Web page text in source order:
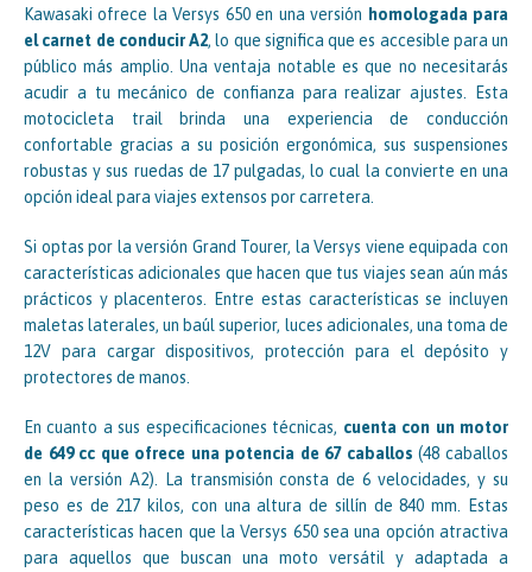
Kawasaki ofrece la Versys 650 en una versión homologada para
el carnet de conducir A2, lo que significa que es accesible para un
público más amplio. Una ventaja notable es que no necesitarás
acudir a tu mecánico de confianza para realizar ajustes. Esta
motocicleta trail brinda una experiencia de conducción
confortable gracias a su posición ergonómica, sus suspensiones
robustas y sus ruedas de 17 pulgadas, lo cual la convierte en una
opción ideal para viajes extensos por carretera.
Si optas por la versión Grand Tourer, la Versys viene equipada con
características adicionales que hacen que tus viajes sean aún más
prácticos y placenteros. Entre estas características se incluyen
maletas laterales, un baúl superior, luces adicionales, una toma de
12V para cargar dispositivos, protección para el depósito y
protectores de manos.
En cuanto a sus especificaciones técnicas, cuenta con un motor
de 649 cc que ofrece una potencia de 67 caballos (48 caballos
en la versión A2). La transmisión consta de 6 velocidades, y su
peso es de 217 kilos, con una altura de sillín de 840 mm. Estas
características hacen que la Versys 650 sea una opción atractiva
para aquellos que buscan una moto versátil y adaptada a